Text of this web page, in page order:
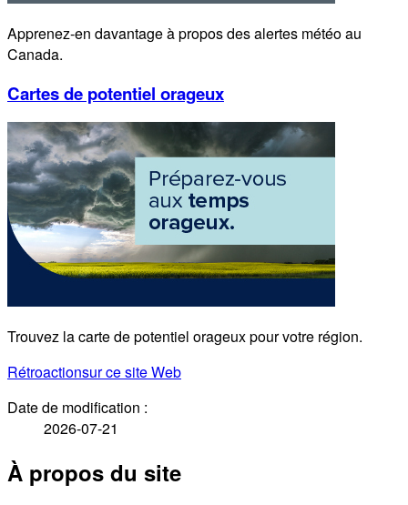
Apprenez-en davantage à propos des alertes météo au
Canada.
Cartes de potentiel orageux
Trouvez la carte de potentiel orageux pour votre région.
Rétroactionsur ce site Web
Date de modification :
2026-07-21
À propos du site